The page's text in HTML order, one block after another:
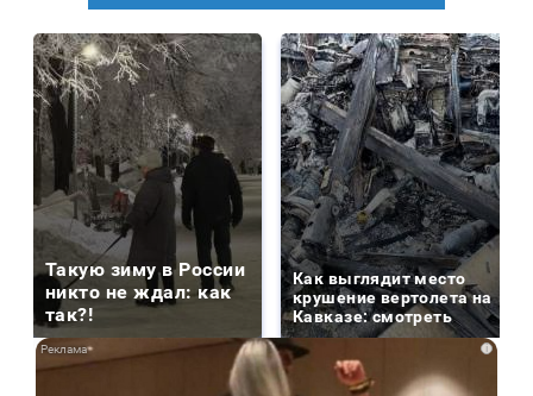
Такую зиму в России
никто не ждал: как
так?!
Как выглядит место
крушение вертолета на
Кавказе: смотреть
i